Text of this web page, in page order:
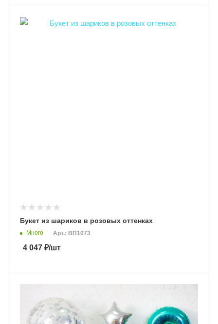
Букет из шариков в розовых оттенках
Много Арт.: ВП1073
4 047 ₽/шт